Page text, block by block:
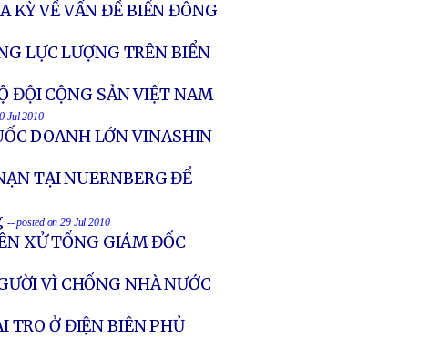
KỲ VỀ VẤN ĐỀ BIỂN ĐÔNG
LỰC LƯỢNG TRÊN BIỂN
ĐỘI CỘNG SẢN VIỆT NAM
Jul 2010
DOANH LỚN VINASHIN
TẠI NUERNBERG ĐỂ
-- posted on 29 Jul 2010
XỬ TỔNG GIÁM ĐỐC
VÌ CHỐNG NHÀ NƯỚC
TRO Ở ĐIỆN BIÊN PHỦ